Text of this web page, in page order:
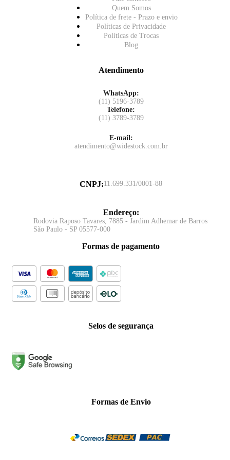
Quem Somos
Política de frete - Prazo e envio
Políticas de Privacidade
Políticas de Trocas
Blog
Atendimento
WhatsApp:
(11) 5196-3789
Telefone:
(11) 3789-3789
E-mail:
atendimento@widestock.com.br
CNPJ:11.699.331/0001-88
Endereço:
Rodovia Raposo Tavares, 7885 - Jardim Adhemar de Barros
São Paulo - SP 05577-000
Formas de pagamento
Selos de segurança
Formas de Envio